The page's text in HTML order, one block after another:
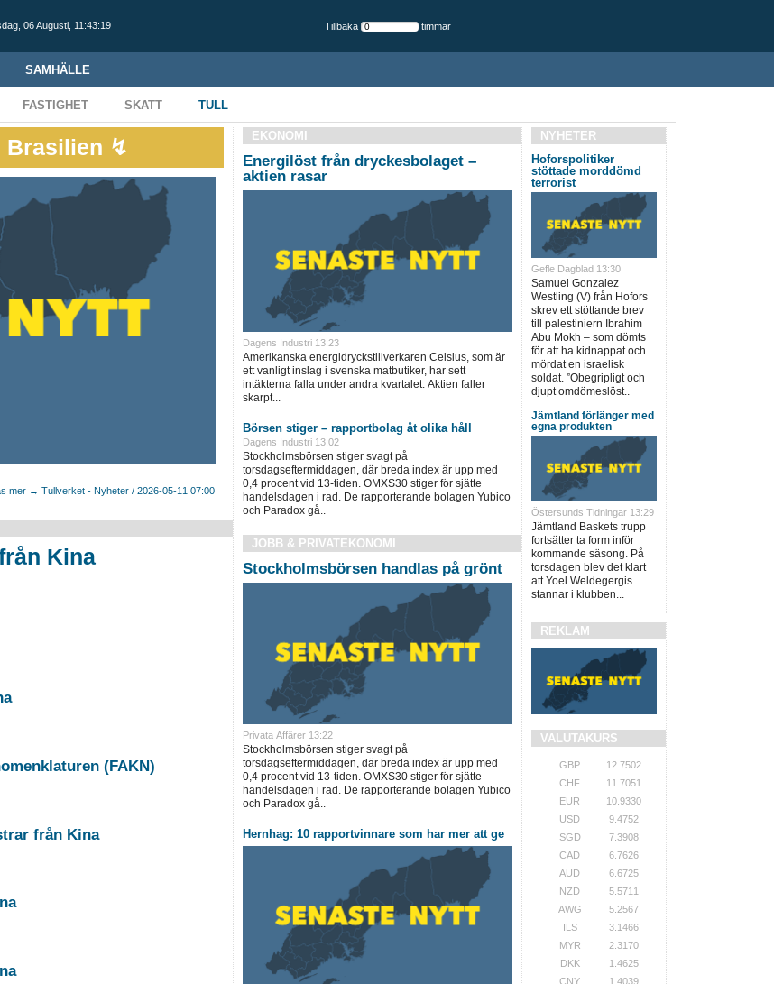
06 Augusti, 11:43:20 Tillbaka timmar
SAMHÄLLE
FASTIGHET SKATT TULL
från Brasilien ↯
mer → Tullverket - Nyheter / 2026-05-11 07:00
Kina
(FAKN)
från Kina
eller stål från Kina
EKONOMI
Energilöst från dryckesbolaget –
aktien rasar
Dagens Industri 13:23
Amerikanska energidryckstillverkaren Celsius, som är
ett vanligt inslag i svenska matbutiker, har sett
intäkterna falla under andra kvartalet. Aktien faller
skarpt...
Börsen stiger – rapportbolag åt olika håll
Dagens Industri 13:02
Stockholmsbörsen stiger svagt på
torsdagseftermiddagen, där breda index är upp med
0,4 procent vid 13-tiden. OMXS30 stiger för sjätte
handelsdagen i rad. De rapporterande bolagen Yubico
och Paradox gå..
JOBB & PRIVATEKONOMI
Stockholmsbörsen handlas på grönt
Privata Affärer 13:22
Stockholmsbörsen stiger svagt på
torsdagseftermiddagen, där breda index är upp med
0,4 procent vid 13-tiden. OMXS30 stiger för sjätte
handelsdagen i rad. De rapporterande bolagen Yubico
och Paradox gå..
Hernhag: 10 rapportvinnare som har mer att ge
NYHETER
Hoforspolitiker
stöttade morddömd
terrorist
Gefle Dagblad 13:30
Samuel Gonzalez
Westling (V) från Hofors
skrev ett stöttande brev
till palestiniern Ibrahim
Abu Mokh – som dömts
för att ha kidnappat och
mördat en israelisk
soldat. ”Obegripligt och
djupt omdömeslöst..
Jämtland förlänger med
egna produkten
Östersunds Tidningar 13:29
Jämtland Baskets trupp
fortsätter ta form inför
kommande säsong. På
torsdagen blev det klart
att Yoel Weldegergis
stannar i klubben...
REKLAM
VALUTAKURS
GBP
12.7502
CHF
11.7051
EUR
10.9330
USD
9.4752
SGD
7.3908
CAD
6.7626
AUD
6.6725
NZD
5.5711
AWG
5.2567
ILS
3.1466
MYR
2.3170
DKK
1.4625
CNY
1.4039